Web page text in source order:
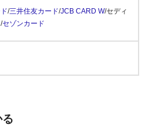
/三井住友カード/JCB CARD W/セディ
/セゾンカード